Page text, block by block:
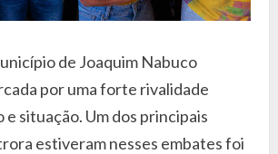
de Joaquim Nabuco
por uma forte rivalidade
situação. Um dos principais
estiveram nesses embates foi